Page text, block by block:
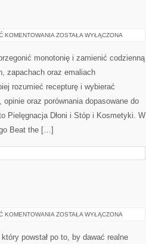
KOMENTOWANIA KOSMETYKA
ZOSTAŁA WYŁĄCZONA
monotonię i zamienić codzienną
zapachach oraz emaliach
rozumieć recepturę i wybierać
oraz porównania dopasowane do
Pielęgnacja Dłoni i Stóp i Kosmetyki. W
Beat the […]
KOMENTOWANIA KUCHNIE
ZOSTAŁA WYŁĄCZONA
powstał po to, by dawać realne